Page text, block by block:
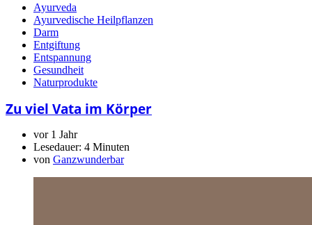
Ayurveda
Ayurvedische Heilpflanzen
Darm
Entgiftung
Entspannung
Gesundheit
Naturprodukte
Zu viel Vata im Körper
vor 1 Jahr
Lesedauer: 4 Minuten
von Ganzwunderbar